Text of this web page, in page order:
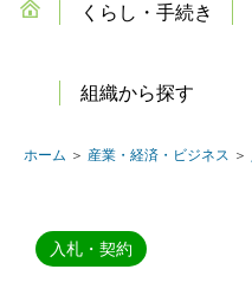
くらし・手続き
組織から探す
ホーム ＞ 産業・経済・ビジネス ＞
入札・契約